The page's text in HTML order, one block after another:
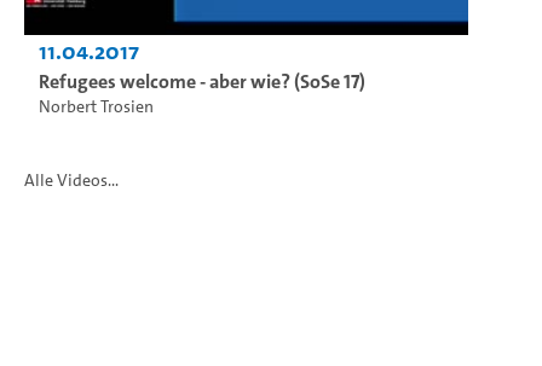
11.04.2017
Refugees welcome - aber wie? (SoSe 17)
Norbert Trosien
Alle Videos...